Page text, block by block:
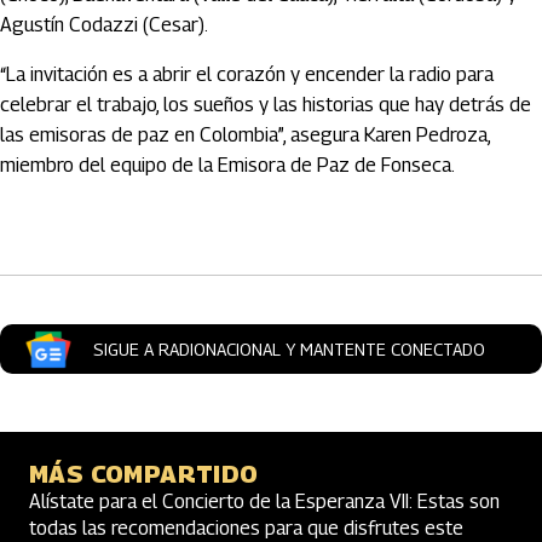
Agustín Codazzi (Cesar).
“La invitación es a abrir el corazón y encender la radio para
celebrar el trabajo, los sueños y las historias que hay detrás de
las emisoras de paz en Colombia”, asegura Karen Pedroza,
miembro del equipo de la Emisora de Paz de Fonseca.
SIGUE A RADIONACIONAL Y MANTENTE CONECTADO
MÁS COMPARTIDO
Alístate para el Concierto de la Esperanza VII: Estas son
todas las recomendaciones para que disfrutes este